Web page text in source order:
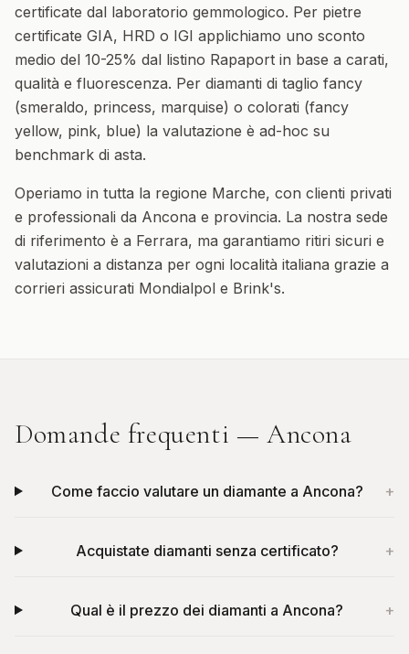
certificate dal laboratorio gemmologico. Per pietre
certificate GIA, HRD o IGI applichiamo uno sconto
medio del 10-25% dal listino Rapaport in base a carati,
qualità e fluorescenza. Per diamanti di taglio fancy
(smeraldo, princess, marquise) o colorati (fancy
yellow, pink, blue) la valutazione è ad-hoc su
benchmark di asta.
Operiamo in tutta la regione Marche, con clienti privati
e professionali da Ancona e provincia. La nostra sede
di riferimento è a Ferrara, ma garantiamo ritiri sicuri e
valutazioni a distanza per ogni località italiana grazie a
corrieri assicurati Mondialpol e Brink's.
Domande frequenti —Ancona
Come faccio valutare un diamante a Ancona? +
Acquistate diamanti senza certificato? +
Qual è il prezzo dei diamanti a Ancona? +